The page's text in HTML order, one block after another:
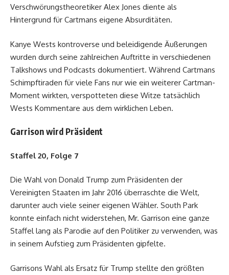
Verschwörungstheoretiker Alex Jones diente als
Hintergrund für Cartmans eigene Absurditäten.
Kanye Wests kontroverse und beleidigende Äußerungen
wurden durch seine zahlreichen Auftritte in verschiedenen
Talkshows und Podcasts dokumentiert. Während Cartmans
Schimpftiraden für viele Fans nur wie ein weiterer Cartman-
Moment wirkten, verspotteten diese Witze tatsächlich
Wests Kommentare aus dem wirklichen Leben.
Garrison wird Präsident
Staffel 20, Folge 7
Die Wahl von Donald Trump zum Präsidenten der
Vereinigten Staaten im Jahr 2016 überraschte die Welt,
darunter auch viele seiner eigenen Wähler. South Park
konnte einfach nicht widerstehen, Mr. Garrison eine ganze
Staffel lang als Parodie auf den Politiker zu verwenden, was
in seinem Aufstieg zum Präsidenten gipfelte.
Garrisons Wahl als Ersatz für Trump stellte den größten